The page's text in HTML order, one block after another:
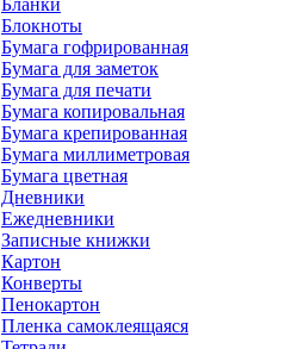
Бланки
Блокноты
Бумага гофрированная
Бумага для заметок
Бумага для печати
Бумага копировальная
Бумага крепированная
Бумага миллиметровая
Бумага цветная
Дневники
Ежедневники
Записные книжки
Картон
Конверты
Пенокартон
Пленка самоклеящаяся